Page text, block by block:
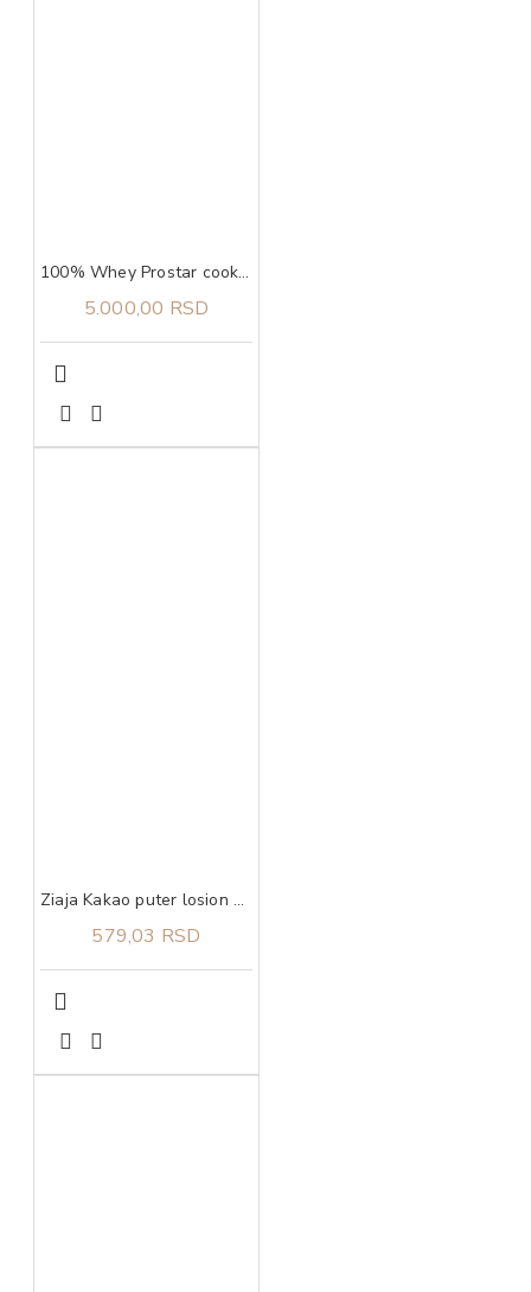
100% Whey Prostar cookies n' cream, 907g ULTIMATE NUTRITION
5.000,00 RSD
Ziaja Kakao puter losion za telo 400 ml
579,03 RSD